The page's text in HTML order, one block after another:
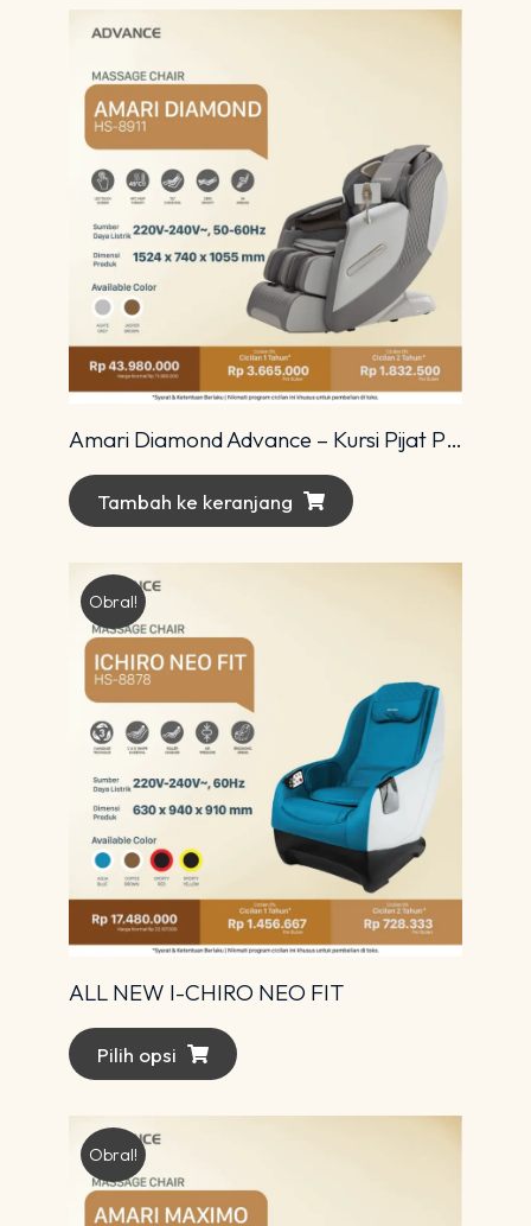
Amari Diamond Advance – Kursi Pijat Premium dengan Teknologi 4D Modern
Tambah ke keranjang
Obral!
ALL NEW I-CHIRO NEO FIT
Pilih opsi
Obral!